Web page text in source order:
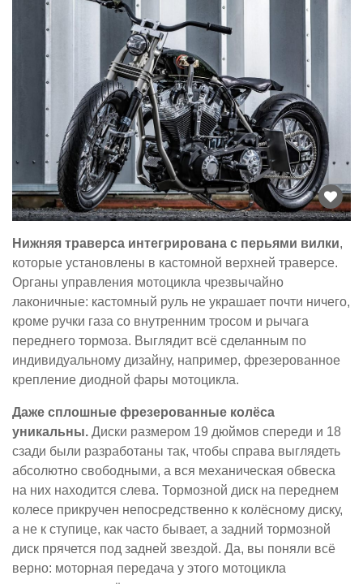
Нижняя траверса интегрирована с перьями вилки,
которые установлены в кастомной верхней траверсе.
Органы управления мотоцикла чрезвычайно
лаконичные: кастомный руль не украшает почти ничего,
кроме ручки газа со внутренним тросом и рычага
переднего тормоза. Выглядит всё сделанным по
индивидуальному дизайну, например, фрезерованное
крепление диодной фары мотоцикла.
Даже сплошные фрезерованные колёса
уникальны. Диски размером 19 дюймов спереди и 18
сзади были разработаны так, чтобы справа выглядеть
абсолютно свободными, а вся механическая обвеска
на них находится слева. Тормозной диск на переднем
колесе прикручен непосредственно к колёсному диску,
а не к ступице, как часто бывает, а задний тормозной
диск прячется под задней звездой. Да, вы поняли всё
верно: моторная передача у этого мотоцикла